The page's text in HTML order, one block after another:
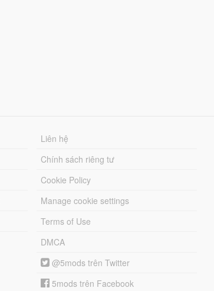
Liên hệ
Chính sách riêng tư
Cookie Policy
Manage cookie settings
Terms of Use
DMCA
@5mods trên Twitter
5mods trên Facebook